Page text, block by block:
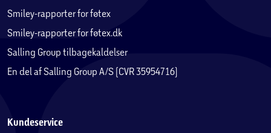
Smiley-rapporter for føtex
Smiley-rapporter for føtex.dk
Salling Group tilbagekaldelser
En del af Salling Group A/S (CVR 35954716)
Kundeservice